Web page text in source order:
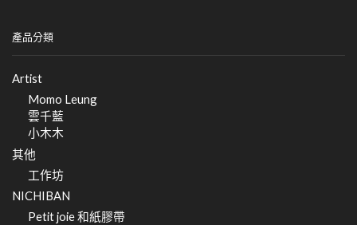
產品分類
Artist
Momo Leung
雲千藍
小木木
其他
工作坊
NICHIBAN
Petit joie 和紙膠帶